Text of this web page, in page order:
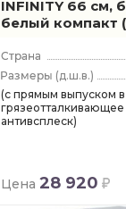
INFINITY 66 см,
белый компакт
(д.ш.в.)
(с прямым выпуском
грязеотталкивающее
антивсплеск)
Цена 28 920